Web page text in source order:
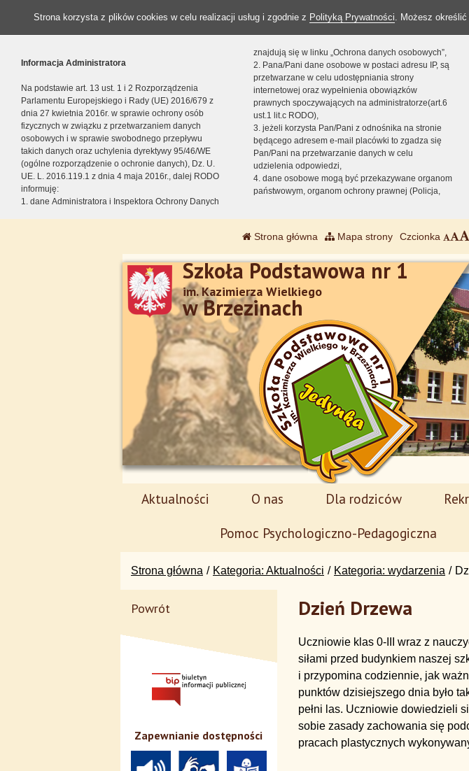
Strona korzysta z plików cookies w celu realizacji usług i zgodnie z Polityką Prywatności. Możesz określić
Informacja Administratora
Na podstawie art. 13 ust. 1 i 2 Rozporządzenia
Parlamentu Europejskiego i Rady (UE) 2016/679 z
dnia 27 kwietnia 2016r. w sprawie ochrony osób
fizycznych w związku z przetwarzaniem danych
osobowych i w sprawie swobodnego przepływu
takich danych oraz uchylenia dyrektywy 95/46/WE
(ogólne rozporządzenie o ochronie danych), Dz. U.
UE. L. 2016.119.1 z dnia 4 maja 2016r., dalej RODO
informuję:
1. dane Administratora i Inspektora Ochrony Danych
znajdują się w linku „Ochrona danych osobowych”,
2. Pana/Pani dane osobowe w postaci adresu IP, są
przetwarzane w celu udostępniania strony
internetowej oraz wypełnienia obowiązków
prawnych spoczywających na administratorze(art.6
ust.1 lit.c RODO),
3. jeżeli korzysta Pan/Pani z odnośnika na stronie
będącego adresem e-mail placówki to zgadza się
Pan/Pani na przetwarzanie danych w celu
udzielenia odpowiedzi,
4. dane osobowe mogą być przekazywane organom
państwowym, organom ochrony prawnej (Policja,
Strona główna Mapa strony Czcionka
Szkoła Podstawowa nr 1
im. Kazimierza Wielkiego
w Brzezinach
Aktualności O nas Dla rodziców
Pomoc Psychologiczno-Pedagogiczna
Strona główna Kategoria: Aktualności Kategoria: wydarzenia
Dzień Drzewa
Uczniowie klas 0-III wraz z
siłami przed budynkiem naszej
i przypomina codziennie, jak
punktów dzisiejszego dnia było
pełni las. Uczniowie dowiedzieli
sobie zasady zachowania się
pracach plastycznych
Powrót
Zapewnianie dostępności